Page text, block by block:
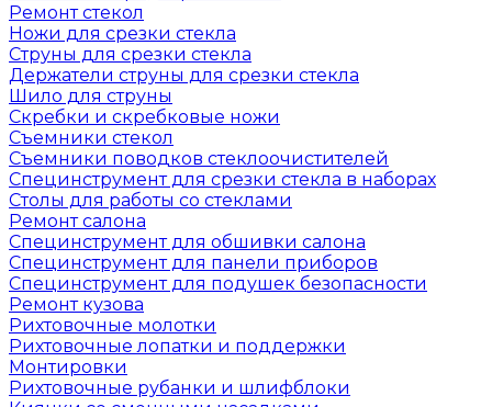
Ремонт стекол
Ножи для срезки стекла
Струны для срезки стекла
Держатели струны для срезки стекла
Шило для струны
Скребки и скребковые ножи
Съемники стекол
Съемники поводков стеклоочистителей
Специнструмент для срезки стекла в наборах
Столы для работы со стеклами
Ремонт салона
Специнструмент для обшивки салона
Специнструмент для панели приборов
Специнструмент для подушек безопасности
Ремонт кузова
Рихтовочные молотки
Рихтовочные лопатки и поддержки
Монтировки
Рихтовочные рубанки и шлифблоки